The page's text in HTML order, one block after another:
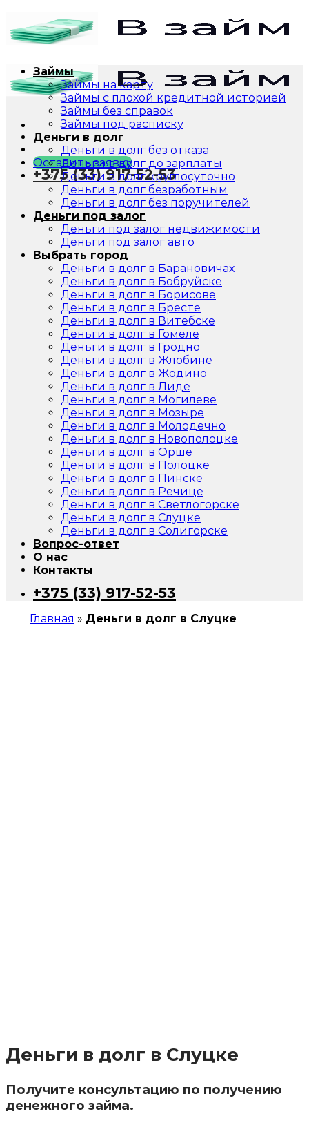
content
Оставить заявку
+375 (33) 917-52-53
Займы
Займы на карту
Займы с плохой кредитной историей
Займы без справок
Займы под расписку
Деньги в долг
Деньги в долг без отказа
Деньги в долг до зарплаты
Деньги в долг круглосуточно
Деньги в долг безработным
Деньги в долг без поручителей
Деньги под залог
Деньги под залог недвижимости
Деньги под залог авто
Выбрать город
Деньги в долг в Барановичах
Деньги в долг в Бобруйске
Деньги в долг в Борисове
Деньги в долг в Бресте
Деньги в долг в Витебске
Деньги в долг в Гомеле
Деньги в долг в Гродно
Деньги в долг в Жлобине
Деньги в долг в Жодино
Деньги в долг в Лиде
Деньги в долг в Могилеве
Деньги в долг в Мозыре
Деньги в долг в Молодечно
Деньги в долг в Новополоцке
Деньги в долг в Орше
Деньги в долг в Полоцке
Деньги в долг в Пинске
Деньги в долг в Речице
Деньги в долг в Светлогорске
Деньги в долг в Слуцке
Деньги в долг в Солигорске
Вопрос-ответ
О нас
Контакты
+375 (33) 917-52-53
Главная » Деньги в долг в Слуцке
Деньги в долг в Слуцке
Получите консультацию по получению
денежного займа.